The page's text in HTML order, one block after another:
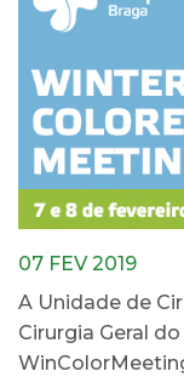
07 FEV 2019
A Unidade de
Cirurgia Geral